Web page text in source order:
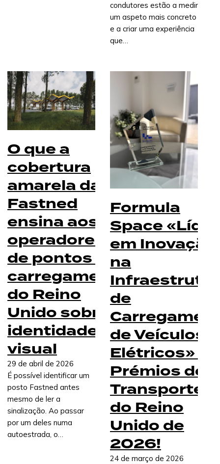
condutores estão a medir
um aspeto mais concreto
e a criar uma experiência
que…
O que a
cobertura
amarela da
Fastned
ensina aos
operadores
de pontos de
carregamento
do Reino
Unido sobre
identidade
visual
29 de abril de 2026
É possível identificar um
posto Fastned antes
mesmo de ler a
sinalização. Ao passar
por um deles numa
autoestrada, o…
Formula
Space «Líder
em Inovação
na
de
de Veículos
Elétricos»
Prémios de
Transportes
do Reino
Unido de
2026!
24 de março de 2026